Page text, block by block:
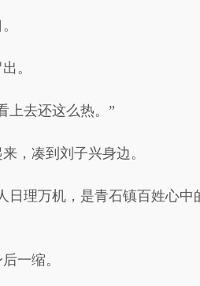
。
上去还这么热。”
，凑到刘子兴身边。
日理万机，是青石镇百姓心
一缩。